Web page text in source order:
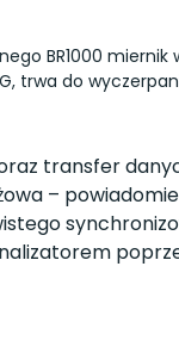
BR1000
trwa do
transfer
–